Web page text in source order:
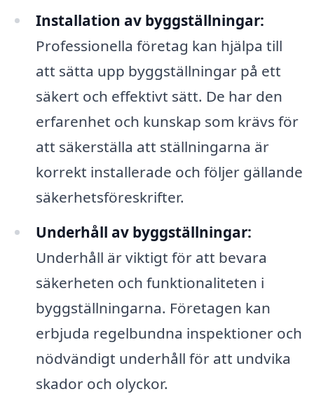
Installation av byggställningar:
Professionella företag kan hjälpa till
att sätta upp byggställningar på ett
säkert och effektivt sätt. De har den
erfarenhet och kunskap som krävs för
att säkerställa att ställningarna är
korrekt installerade och följer gällande
säkerhetsföreskrifter.
Underhåll av byggställningar:
Underhåll är viktigt för att bevara
säkerheten och funktionaliteten i
byggställningarna. Företagen kan
erbjuda regelbundna inspektioner och
nödvändigt underhåll för att undvika
skador och olyckor.